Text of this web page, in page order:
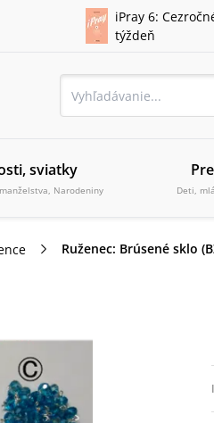
iPray 6:
týždeň
sviatky
Narodeniny Deti,
Ruženec: Brúsené sklo